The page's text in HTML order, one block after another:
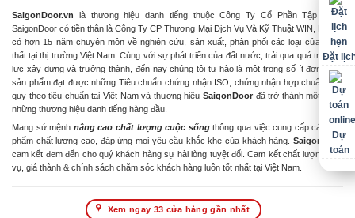
SaigonDoor.vn là thương hiệu danh tiếng thuộc Công Ty Cổ Phần Tập Đoàn
SaigonDoor có tiền thân là Công Ty CP Thương Mại Dịch Vụ Và Kỹ Thuật WIN, Đơn vị
có hơn 15 năm chuyên môn về nghiên cứu, sản xuất, phân phối các loại cửa & nội
thất tại thị trường Việt Nam. Cùng với sự phát triển của đất nước, trải qua quá trình nỗ
lực xây dựng và trưởng thành, đến nay chúng tôi tự hào là một trong số ít đơn vị có
sản phẩm đạt được những Tiêu chuẩn chứng nhận ISO, chứng nhận hợp chuẩn hợp
quy theo tiêu chuẩn tại Việt Nam và thương hiệu SaigonDoor đã trở thành một trong
những thương hiệu danh tiếng hàng đầu.
Mang sứ mệnh nâng cao chất lượng cuộc sốngthông qua việc cung cấp các sản
phẩm chất lượng cao, đáp ứng mọi yêu cầu khắc khe của khách hàng. SaigonDoor
cam kết đem đến cho quý khách hàng sự hài lòng tuyệt đối. Cam kết chất lượng dịch
vụ, giá thành & chính sách chăm sóc khách hàng luôn tốt nhất tại Việt Nam.
Xem ngay 33 cửa hàng gần nhất
Đặt
Dự
toán